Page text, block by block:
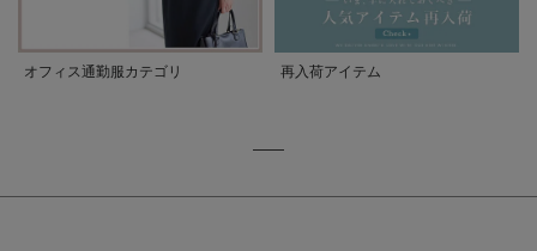
オフィス通勤服カテゴリ 再入荷アイテム